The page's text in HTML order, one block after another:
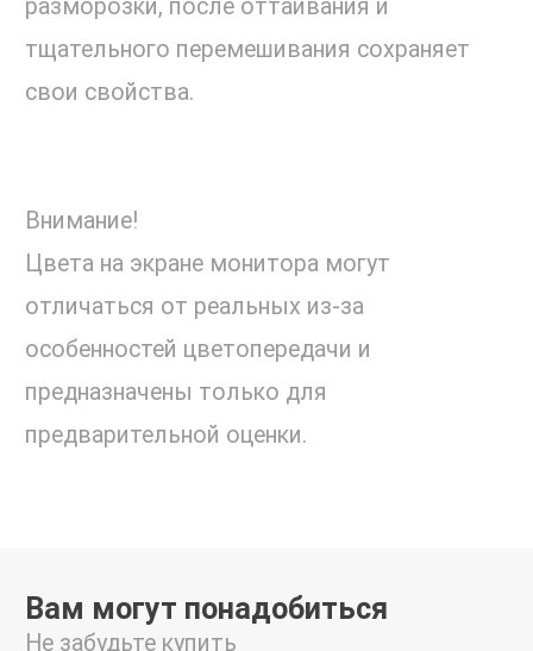
разморозки, после оттаивания и
тщательного перемешивания сохраняет
свои свойства.
Внимание!
Цвета на экране монитора могут
отличаться от реальных из-за
особенностей цветопередачи и
предназначены только для
предварительной оценки.
Вам могут понадобиться
Не забудьте купить